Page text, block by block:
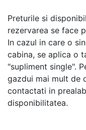
Preturile si
rezervarea se face
In cazul in care o
cabina, se aplica o
"supliment single".
gazdui mai mult de
contactati in
disponibilitatea.